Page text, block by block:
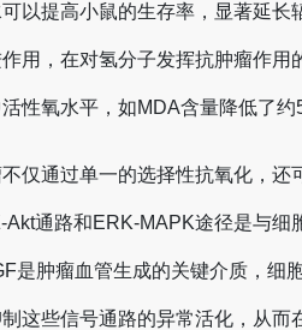
以提高小鼠的生存率，显著延
用，在对氢分子发挥抗肿瘤作
性氧水平，如MDA含量降低了
仅通过单一的选择性抗氧化，
Akt通路和ERK-MAPK途径是与
是肿瘤血管生成的关键介质，细
这些信号通路的异常活化，从而